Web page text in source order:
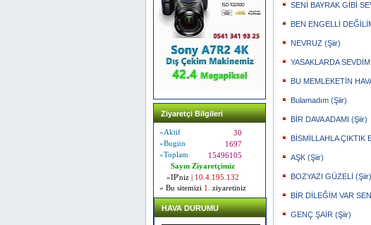
Ziyaretçi Bilgileri
»Aktif
30
»Bugün
1697
»Toplam
15496105
Sayın Ziyaretçimiz
»IP'niz |
10.4.195.132
» Bu sitemizi 1. ziyaretiniz
HAVA DURUMU
SENİ BAYRAK GİBİ
BEN ENGELLİ
NEVRUZ (Şiir)
YASAKLARDA
BU MEMLEKETİN
Bulamadım (Şiir)
BİR DAVA ADAMI (Şiir)
BİSMİLLAHLA ÇIKTIK
AŞK (Şiir)
BOZYAZI GÜZELİ (Şiir)
BİR DİLEĞİM VAR
GENÇ ŞAİR (Şiir)